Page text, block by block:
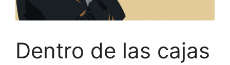
Dentro de las cajas